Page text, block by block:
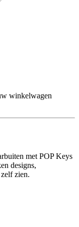
winkelwagen
met POP Keys
designs,
zien.